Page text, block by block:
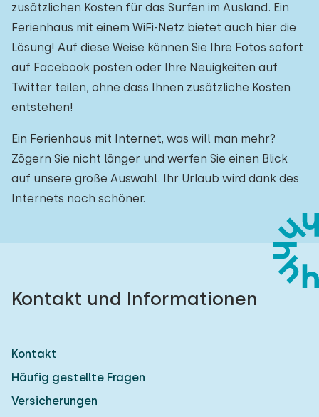
zusätzlichen Kosten für das Surfen im Ausland. Ein
Ferienhaus mit einem WiFi-Netz bietet auch hier die
Lösung! Auf diese Weise können Sie Ihre Fotos sofort
auf Facebook posten oder Ihre Neuigkeiten auf
Twitter teilen, ohne dass Ihnen zusätzliche Kosten
entstehen!
Ein Ferienhaus mit Internet, was will man mehr?
Zögern Sie nicht länger und werfen Sie einen Blick
auf unsere große Auswahl. Ihr Urlaub wird dank des
Internets noch schöner.
Kontakt und Informationen
Kontakt
Häufig gestellte Fragen
Versicherungen